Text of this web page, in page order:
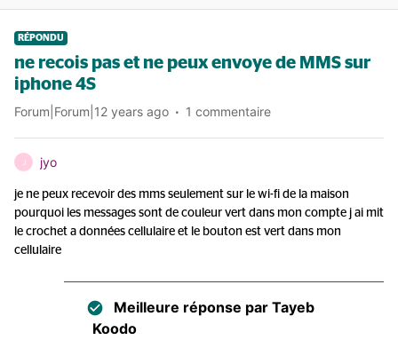
RÉPONDU
ne recois pas et ne peux envoye de MMS sur
iphone 4S
Forum|Forum|12 years ago 1 commentaire
J jyo
je ne peux recevoir des mms seulement sur le wi-fi de la maison
pourquoi les messages sont de couleur vert dans mon compte j ai mit
le crochet a données cellulaire et le bouton est vert dans mon
cellulaire
Meilleure réponse par Tayeb
Koodo